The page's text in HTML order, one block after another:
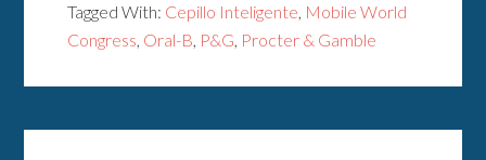
Tagged With: Cepillo Inteligente, Mobile World
Congress, Oral-B, P&G, Procter & Gamble